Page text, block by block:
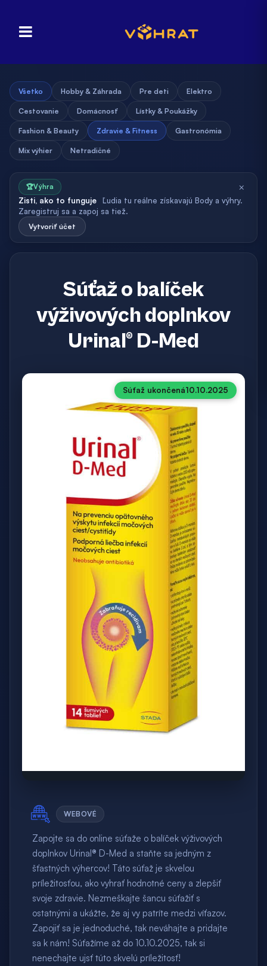
Všetko Hobby & Záhrada Pre deti Elektro
Cestovanie Domácnosť Lístky & Poukážky
Fashion & Beauty Zdravie & Fitness Gastronómia
Mix výhier Netradičné
🏆Výhra
Zisti, ako to funguje
Ľudia tu reálne získavajú Body a výhry.
Zaregistruj sa a zapoj sa tiež.
Vytvoriť účet
×
Súťaž o balíček
výživových doplnkov
Urinal® D-Med
Súťaž ukončená10.10.2025
WEBOVÉ
Zapojte sa do online súťaže o balíček výživových
doplnkov Urinal® D-Med a staňte sa jedným z
šťastných výhercov! Táto súťaž je skvelou
príležitosťou, ako vyhrať hodnotné ceny a zlepšiť
svoje zdravie. Nezmeškajte šancu súťažiť s
ostatnými a ukážte, že aj vy patríte medzi víťazov.
Zapojiť sa je jednoduché, tak neváhajte a pridajte
sa k nám! Súťažíme až do 10.10.2025, tak si
nenechajte ujsť túto skvelú príležitosť!